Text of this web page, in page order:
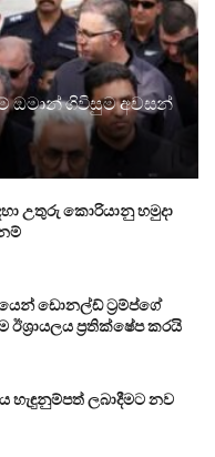
ඔමාන් ගිවිසුම අවසන්
උතුරු කොරියානු හමුදා
ඩොනල්ඩ් ට්‍රම්ප්ගේ
ප්‍රතික්ෂේප කරයි
හැඳුනුම්පත් ලබාදීමට නව